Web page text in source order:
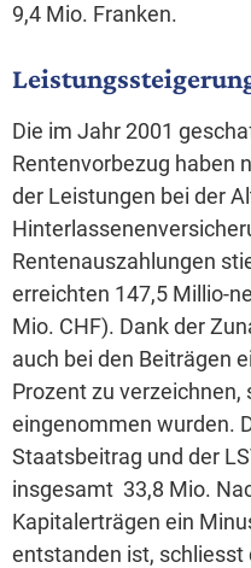
9,4 Mio. Franken.
Die im Jahr 2001
Rentenvorbezug haben
der Leistungen bei der
Rentenauszahlungen
erreichten 147,5 Millio-
Mio. CHF). Dank der
auch bei den Beiträgen
Prozent zu verzeichnen,
eingenommen wurden.
Staatsbeitrag und der
insgesamt 33,8 Mio.
Kapitalerträgen ein
entstanden ist, schliesst